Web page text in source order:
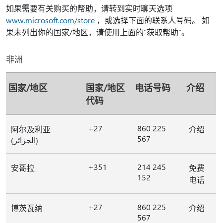
如果需要有关购买的帮助，请转到实时聊天选项
www.microsoft.com/store ，或选择下面的联系人号码。 如
果未列出你的国家/地区，请使用上面的“获取帮助”。
非洲
国家/地区
国家/地区
代码
电话号码 介绍
阿尔及利亚
(الجزائر)
+27
860 225
567
介绍
安哥拉 +351
214 245
152
免费
电话
博茨瓦纳 +27
860 225
567
介绍